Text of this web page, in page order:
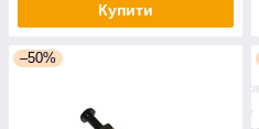
Купити
–50%